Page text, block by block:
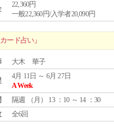
22,360円
一般22,360円/入学者20,090円
ード占い」
大木 華子
4月 11日 ～ 6月 27日
A Week
隔週 （ 月 ） 13 ：10 ～ 14 ：30
全6回